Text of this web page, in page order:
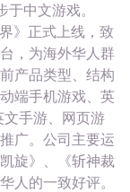
中文游戏。
》正式上线，致
，为海外华人群
产品类型、结构
端手机游戏、英
手游、网页游
广。公司主要运
旋》、《斩神裁
人的一致好评。